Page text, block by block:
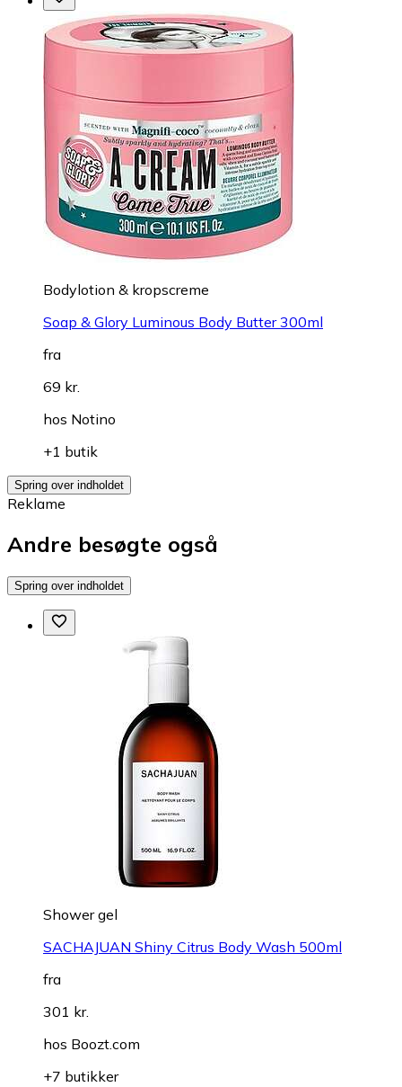
Bodylotion & kropscreme
Soap & Glory Luminous Body Butter 300ml
fra
69 kr.
hos Notino
+1 butik
Spring over indholdet
Reklame
Andre besøgte også
Spring over indholdet
Shower gel
SACHAJUAN Shiny Citrus Body Wash 500ml
fra
301 kr.
hos Boozt.com
+7 butikker